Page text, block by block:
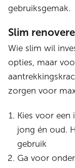
gebruiksgemak.
Slim
Wie slim wil
opties, maar
zorgen voor
Kies voor
jong én oud.
gebruik
Ga voor